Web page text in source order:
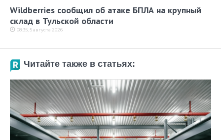
Wildberries сообщил об атаке БПЛА на крупный
склад в Тульской области
08:35, 5 августа 2026
Читайте также в статьях: